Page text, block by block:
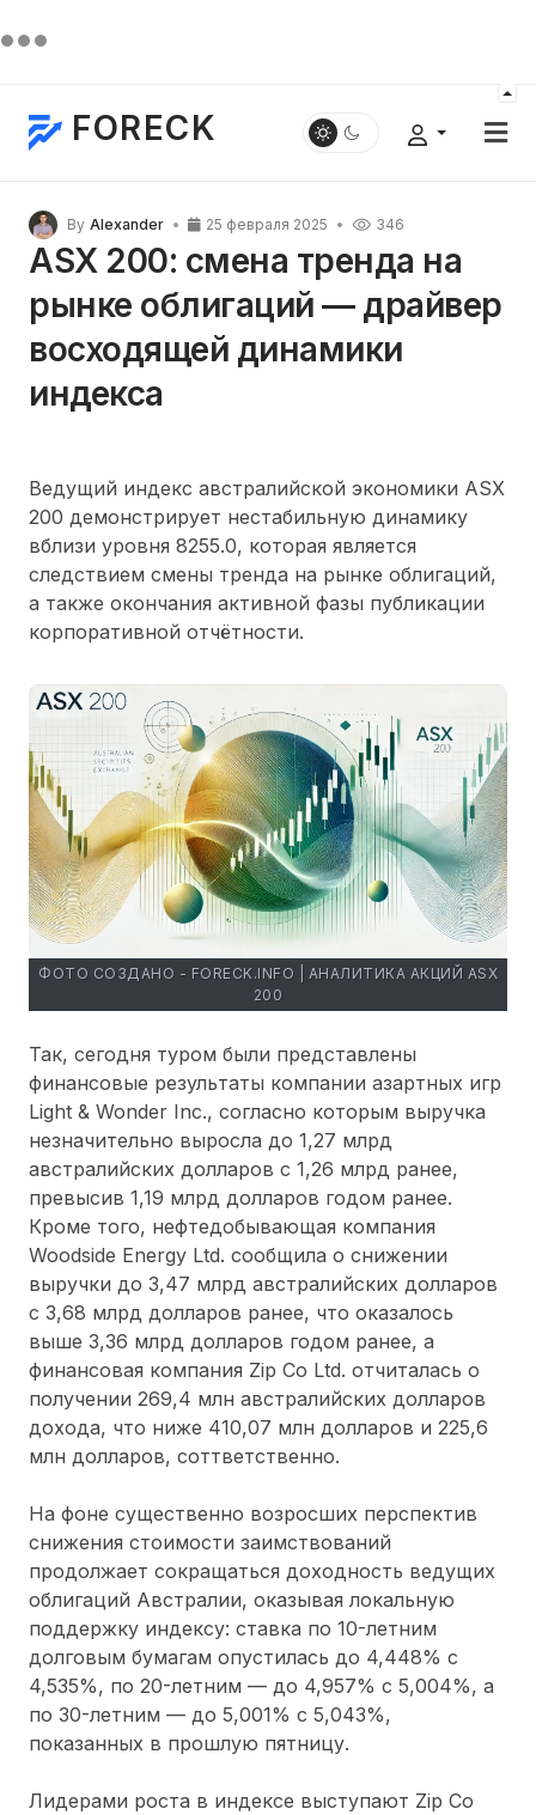
FORECK
By Alexander 25 февраля 2025 346
ASX 200: смена тренда на
рынке облигаций — драйвер
восходящей динамики
индекса
Ведущий индекс австралийской экономики ASX
200 демонстрирует нестабильную динамику
вблизи уровня 8255.0, которая является
следствием смены тренда на рынке облигаций,
а также окончания активной фазы публикации
корпоративной отчётности.
ФОТО СОЗДАНО - FORECK.INFO | АНАЛИТИКА АКЦИЙ ASX
200
Так, сегодня туром были представлены
финансовые результаты компании азартных игр
Light & Wonder Inc., согласно которым выручка
незначительно выросла до 1,27 млрд
австралийских долларов с 1,26 млрд ранее,
превысив 1,19 млрд долларов годом ранее.
Кроме того, нефтедобывающая компания
Woodside Energy Ltd. сообщила о снижении
выручки до 3,47 млрд австралийских долларов
с 3,68 млрд долларов ранее, что оказалось
выше 3,36 млрд долларов годом ранее, а
финансовая компания Zip Co Ltd. отчиталась о
получении 269,4 млн австралийских долларов
дохода, что ниже 410,07 млн долларов и 225,6
млн долларов, соттветственно.
На фоне существенно возросших перспектив
снижения стоимости заимствований
продолжает сокращаться доходность ведущих
облигаций Австралии, оказывая локальную
поддержку индексу: ставка по 10-летним
долговым бумагам опустилась до 4,448% с
4,535%, по 20-летним — до 4,957% с 5,004%, а
по 30-летним — до 5,001% с 5,043%,
показанных в прошлую пятницу.
Лидерами роста в индексе выступают Zip Co